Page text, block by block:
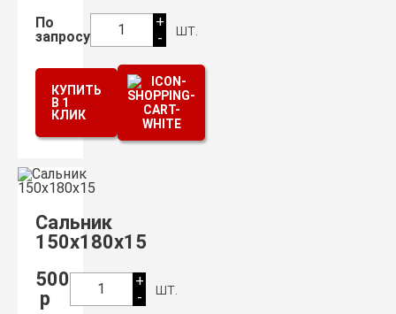
По
запросу
1
+
-
шт.
КУПИТЬ
В 1
КЛИК
Сальник
150х180х15
500
р
1
+
-
шт.